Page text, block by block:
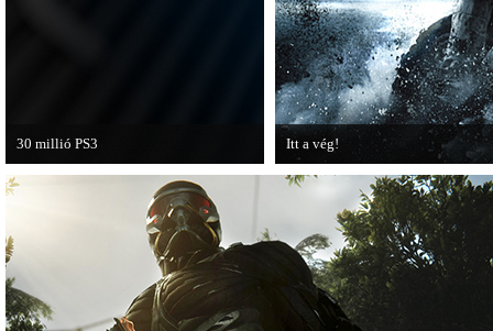
30 millió PS3
A PAL régióban a PS3 átlépte a 30
milliós eladott darabszámot.
Itt a vég!
Hamarosan minden infó kiderül a